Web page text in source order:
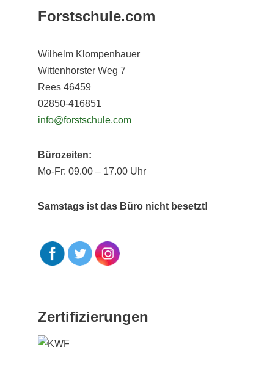
Forstschule.com
Wilhelm Klompenhauer
Wittenhorster Weg 7
Rees 46459
02850-416851
info@forstschule.com
Bürozeiten:
Mo-Fr: 09.00 – 17.00 Uhr
Samstags ist das Büro nicht besetzt!
Zertifizierungen